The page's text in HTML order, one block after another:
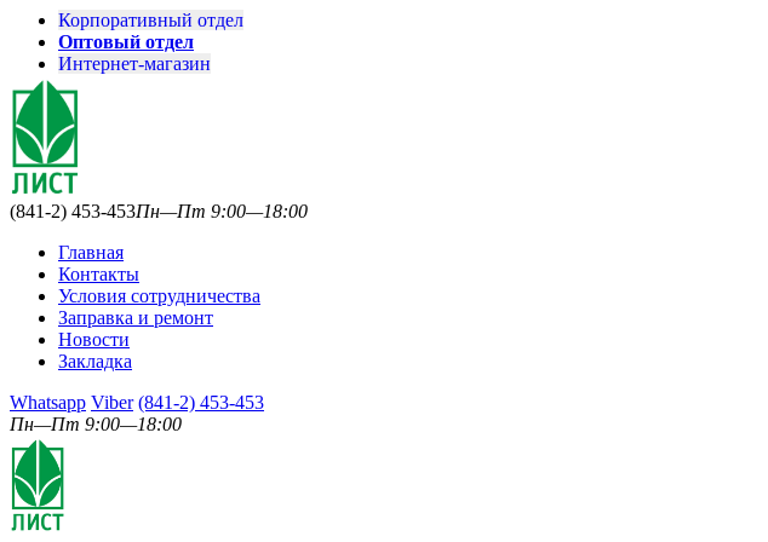
Корпоративный отдел
Оптовый отдел
Интернет-магазин
(841-2) 453-453Пн—Пт 9:00—18:00
Главная
Контакты
Условия сотрудничества
Заправка и ремонт
Новости
Закладка
Whatsapp Viber (841-2) 453-453
Пн—Пт 9:00—18:00